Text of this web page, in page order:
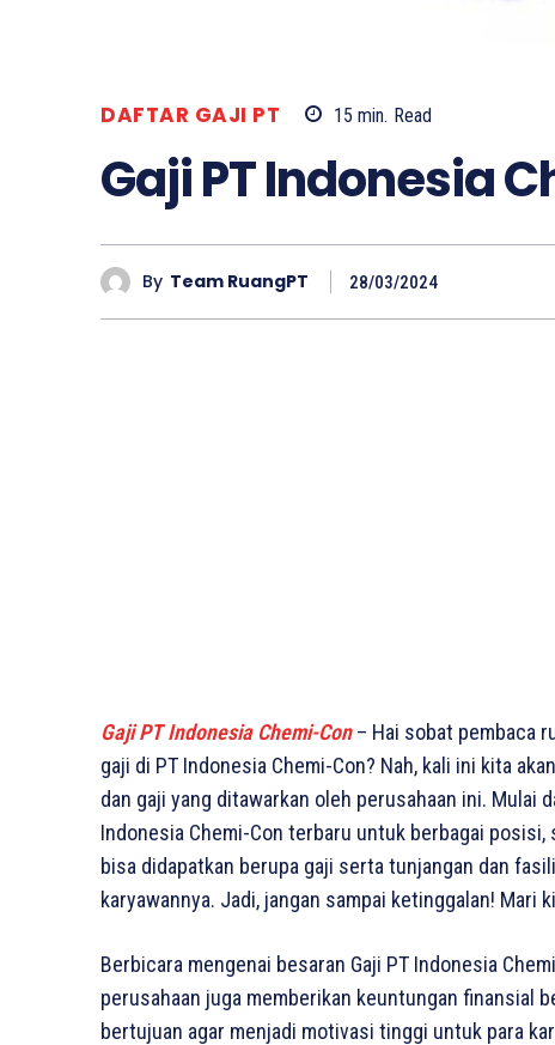
DAFTAR GAJI PT 15 min. Read
Gaji PT Indonesia
By Team RuangPT 28/03/2024
Gaji PT Indonesia Chemi-Con– Hai sobat pembaca
gaji di PT Indonesia Chemi-Con? Nah, kali ini kita
dan gaji yang ditawarkan oleh perusahaan ini. Mulai
Indonesia Chemi-Con terbaru untuk berbagai
bisa didapatkan berupa gaji serta tunjangan dan
karyawannya. Jadi, jangan sampai ketinggalan! Mari
Berbicara mengenai besaran Gaji PT Indonesia
perusahaan juga memberikan keuntungan finansial
bertujuan agar menjadi motivasi tinggi untuk para